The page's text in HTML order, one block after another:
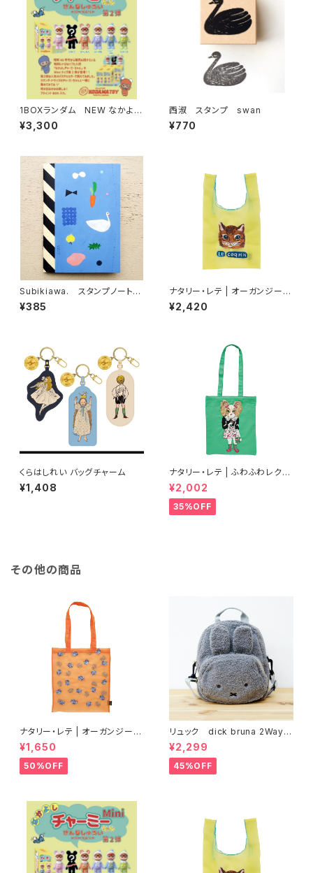
1BOXランダム NEW なかよし
チャーミーちゃんMini第2弾
¥3,300
西淑 スタンプ swan
¥770
Subikiawa. スタンプノート
Life Objects
¥385
ナタリー・レテ | オーガンジーバ
ッグ S マヤ | Organdy Bag S
Maya
¥2,420
くらはしれい バッグチャーム
¥1,408
ナタリー・レテ | ふわふわレクタ
ングルトートバッグ ドッグ | Fluf
fy Rectangle tote bag Dog
¥2,002
35%OFF
その他の商品
ナタリー・レテ | オーガンジート
ートバッグ グレーキャット | Org
andy Tote bag Gray cat
¥1,650
50%OFF
リュック dick bruna 2Way
¥2,299
45%OFF